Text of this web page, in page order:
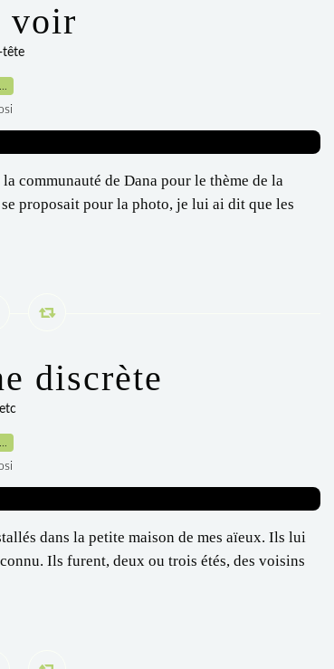
voir
tête
communauté de Dana pour le thème de la
proposait pour la photo, je lui ai dit que les
discrète
dans la petite maison de mes aïeux. Ils lui
Ils furent, deux ou trois étés, des voisins